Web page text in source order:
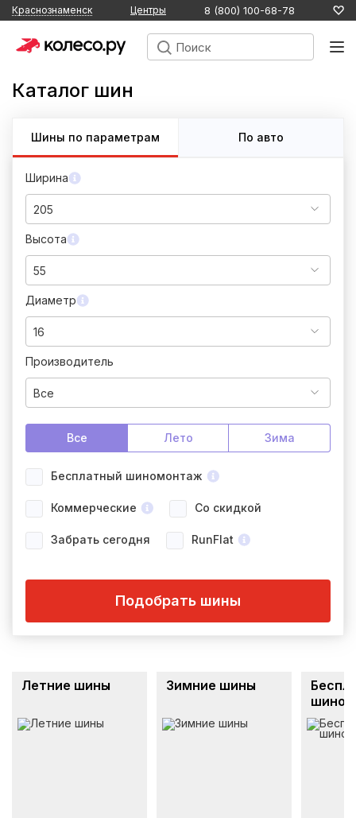
Краснознаменск Центры 8 (800) 100-68-78
Каталог шин
Шины по параметрам По авто
Ширина
205
Высота
55
Диаметр
16
Производитель
Все
Все Лето Зима
Бесплатный шиномонтаж
Коммерческие Со скидкой
Забрать сегодня RunFlat
Подобрать шины
Летние шины Зимние шины